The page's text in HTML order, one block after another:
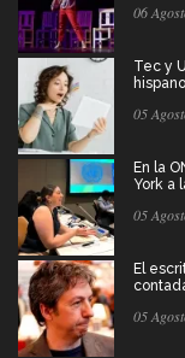
06
Tec y
05
En la
York a
05
El
05